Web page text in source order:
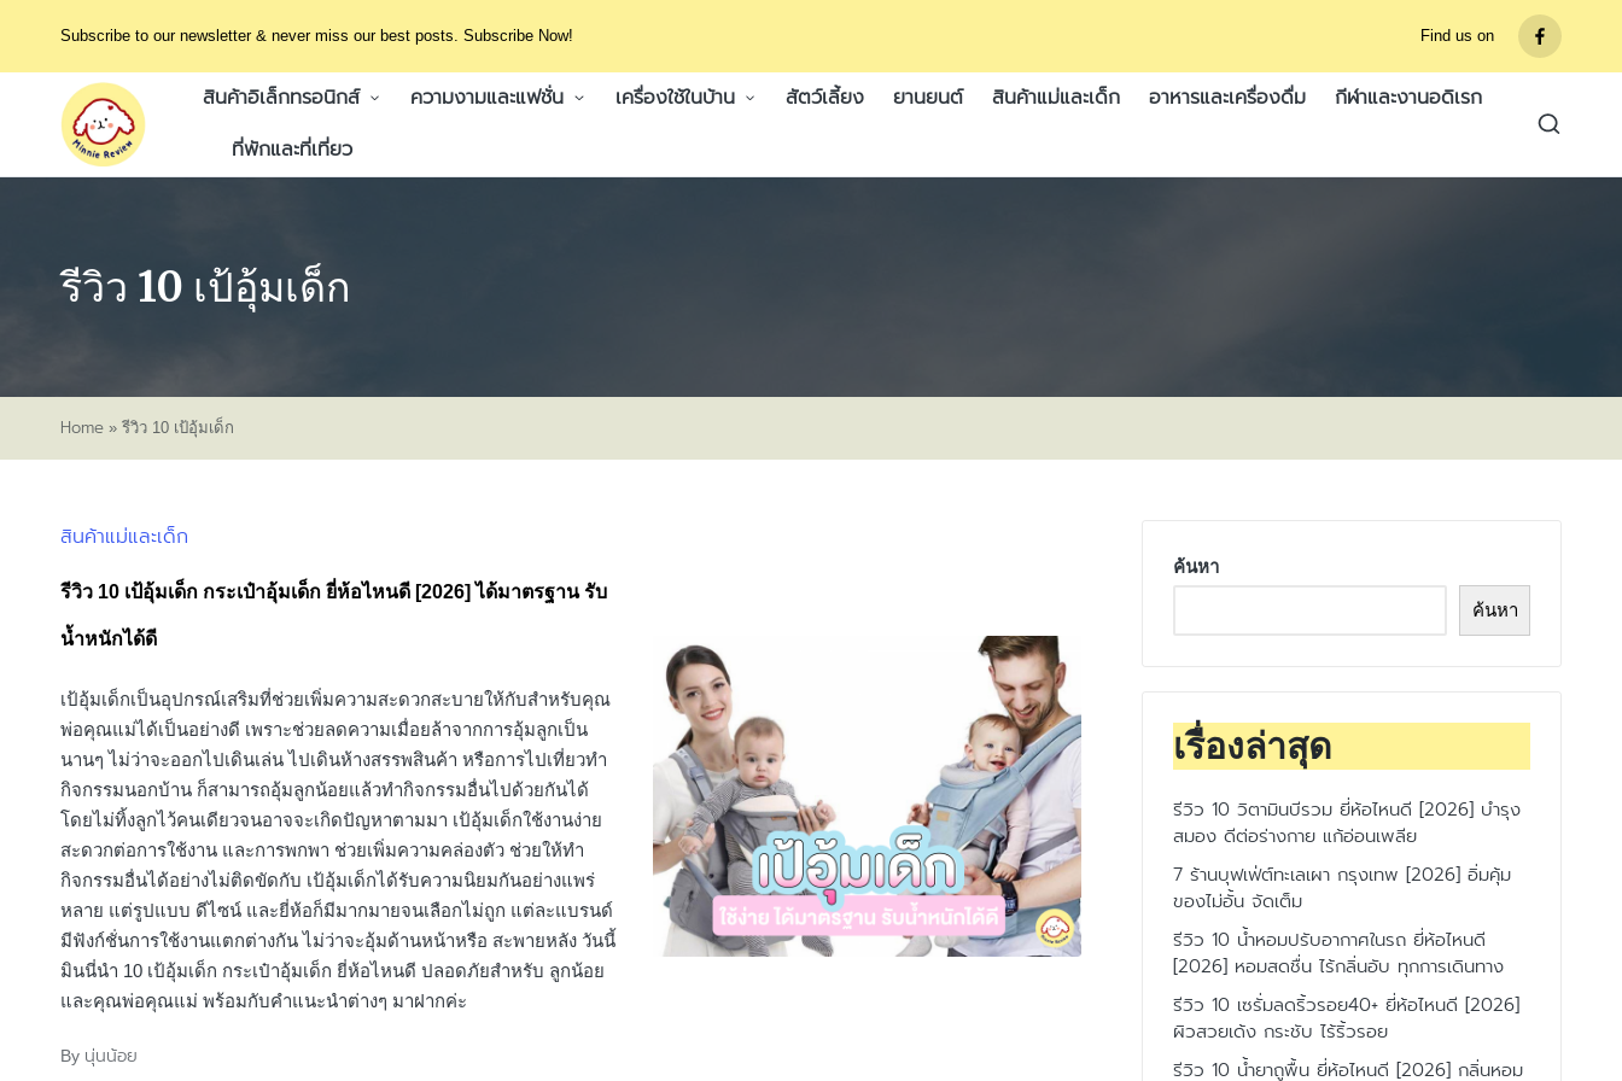
Subscribe to our newsletter & never miss our best posts. Subscribe Now! Find us on
รายการ
เมนู
สินค้าอิเล็กทรอนิกส์ ความงามและแฟชั่น เครื่องใช้ในบ้าน สัตว์เลี้ยง ยานยนต์ สินค้าแม่และเด็ก อาหารและเครื่องดื่ม
กีฬาและงานอดิเรก
ที่พักและที่เที่ยว
รีวิว 10 เป้อุ้มเด็ก
Home » รีวิว 10 เป้อุ้มเด็ก
Posted
สินค้าแม่และเด็ก
รีวิว 10 เป้อุ้มเด็ก กระเป๋าอุ้มเด็ก ยี่ห้อไหนดี [2026] ได้มาตรฐาน รับ
น้ำหนักได้ดี
เป้อุ้มเด็กเป็นอุปกรณ์เสริมที่ช่วยเพิ่มความสะดวกสะบายให้กับสำหรับคุณ
พ่อคุณแม่ได้เป็นอย่างดี เพราะช่วยลดความเมื่อยล้าจากการอุ้มลูกเป็น
นานๆ ไม่ว่าจะออกไปเดินเล่น ไปเดินห้างสรรพสินค้า หรือการไปเที่ยวทำ
กิจกรรมนอกบ้าน ก็สามารถอุ้มลูกน้อยแล้วทำกิจกรรมอื่นไปด้วยกันได้
โดยไม่ทิ้งลูกไว้คนเดียวจนอาจจะเกิดปัญหาตามมา เป้อุ้มเด็กใช้งานง่าย
สะดวกต่อการใช้งาน และการพกพา ช่วยเพิ่มความคล่องตัว ช่วยให้ทำ
กิจกรรมอื่นได้อย่างไม่ติดขัดกับ เป้อุ้มเด็กได้รับความนิยมกันอย่างแพร่
หลาย แต่รูปแบบ ดีไซน์ และยี่ห้อก็มีมากมายจนเลือกไม่ถูก แต่ละแบรนด์
มีฟังก์ชั่นการใช้งานแตกต่างกัน ไม่ว่าจะอุ้มด้านหน้าหรือ สะพายหลัง วันนี้
มินนี่นำ 10 เป้อุ้มเด็ก กระเป๋าอุ้มเด็ก ยี่ห้อไหนดี ปลอดภัยสำหรับ ลูกน้อย
และคุณพ่อคุณแม่ พร้อมกับคำแนะนำต่างๆ มาฝากค่ะ
Posted
By นุ่นน้อย
ค้นหา
ค้นหา
เรื่องล่าสุด
รีวิว 10 วิตามินบีรวม ยี่ห้อไหนดี [2026] บำรุง
สมอง ดีต่อร่างกาย แก้อ่อนเพลีย
7 ร้านบุฟเฟ่ต์ทะเลเผา กรุงเทพ [2026] อิ่มคุ้ม
ของไม่อั้น จัดเต็ม
รีวิว 10 น้ำหอมปรับอากาศในรถ ยี่ห้อไหนดี
[2026] หอมสดชื่น ไร้กลิ่นอับ ทุกการเดินทาง
รีวิว 10 เซรั่มลดริ้วรอย40+ ยี่ห้อไหนดี [2026]
ผิวสวยเด้ง กระชับ ไร้ริ้วรอย
รีวิว 10 น้ำยาถูพื้น ยี่ห้อไหนดี [2026] กลิ่นหอม